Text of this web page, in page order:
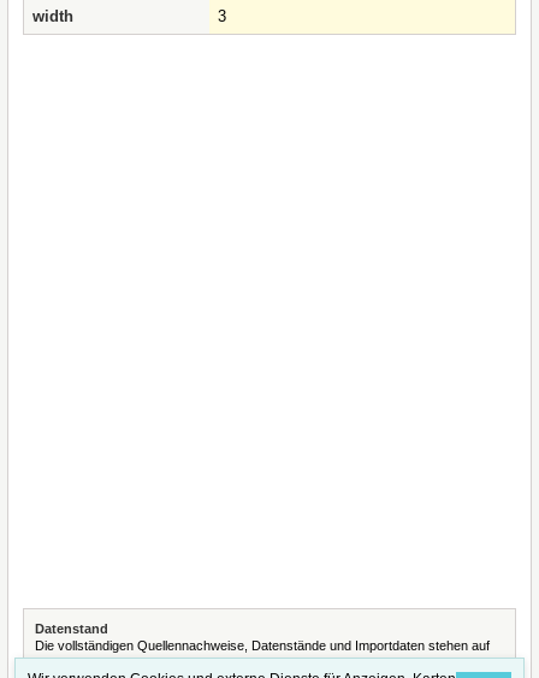
width
3
Datenstand
Die vollständigen Quellennachweise, Datenstände und Importdaten stehen auf
der SeiteQuellennachweise und Datenimporte.